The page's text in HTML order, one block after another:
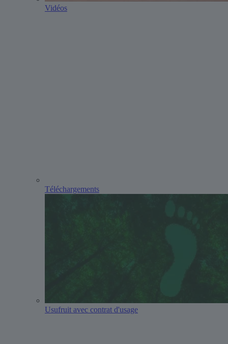
Vidéos
Téléchargements
Usufruit avec contrat d'usage